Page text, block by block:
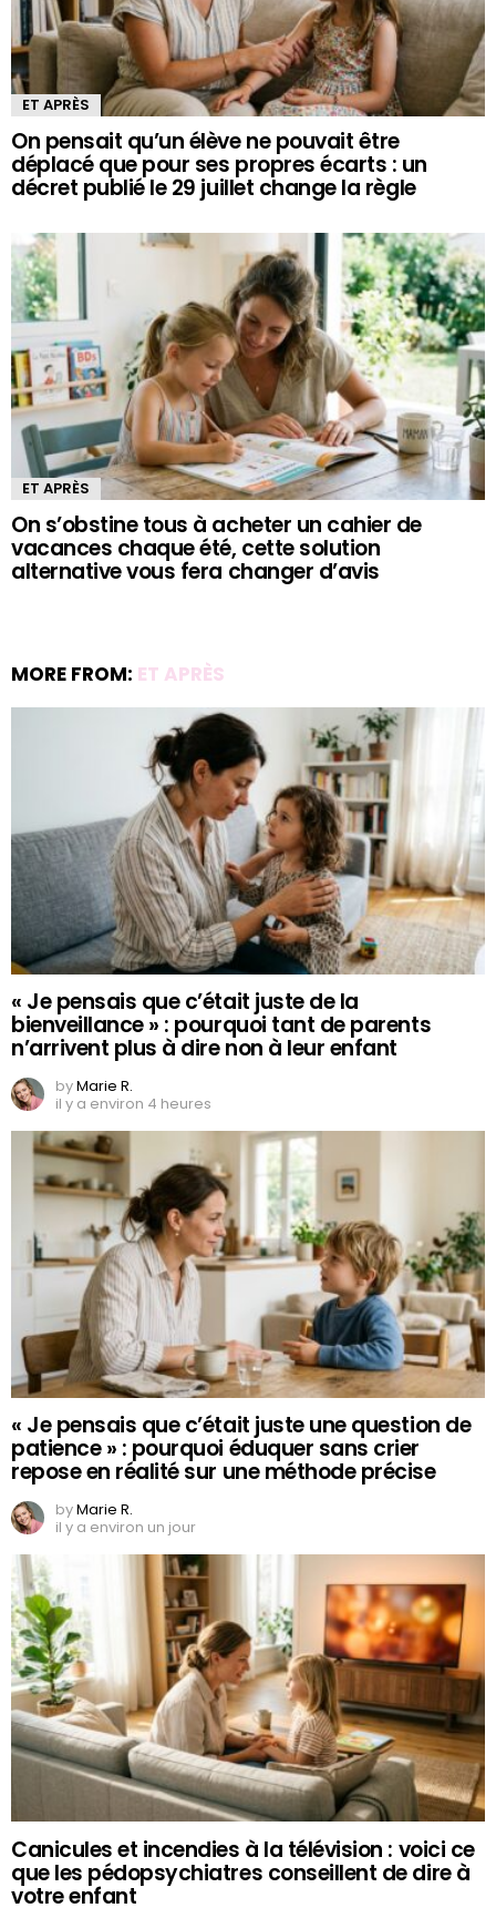
ET APRÈS
On pensait qu’un élève ne pouvait être
déplacé que pour ses propres écarts : un
décret publié le 29 juillet change la règle
ET APRÈS
On s’obstine tous à acheter un cahier de
vacances chaque été, cette solution
alternative vous fera changer d’avis
MORE FROM: ET APRÈS
« Je pensais que c’était juste de la
bienveillance » : pourquoi tant de parents
n’arrivent plus à dire non à leur enfant
byMarie R.
il y a environ 4 heures
« Je pensais que c’était juste une question de
patience » : pourquoi éduquer sans crier
repose en réalité sur une méthode précise
byMarie R.
il y a environ un jour
Canicules et incendies à la télévision : voici ce
que les pédopsychiatres conseillent de dire à
votre enfant